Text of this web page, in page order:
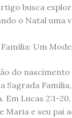
busca
o Natal uma
Um
do
Sagrada
Em Lucas 2:1-
Maria e seu pai